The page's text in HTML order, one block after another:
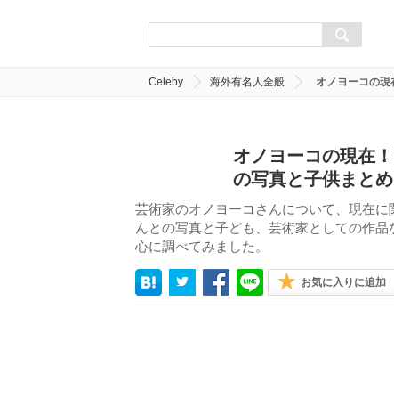
Celeby 海外有名人全般 オノヨーコの
オノヨーコの現在
の写真と子供まとめ
芸術家のオノヨーコさんについて、現在
んとの写真と子ども、芸術家としての作
心に調べてみました。
お気に入りに追加